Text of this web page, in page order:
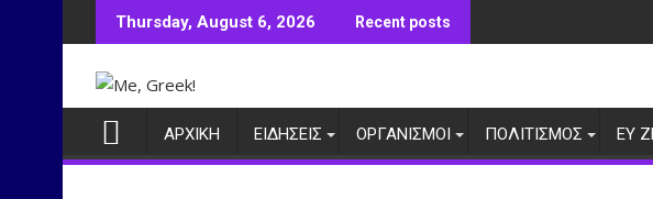
to
Thursday, August 6, 2026 Recent posts
ΑΡΧΙΚΗ ΕΙΔΗΣΕΙΣ ΟΡΓΑΝΙΣΜΟΙ ΠΟΛΙΤΙΣΜΟΣ ΕΥ